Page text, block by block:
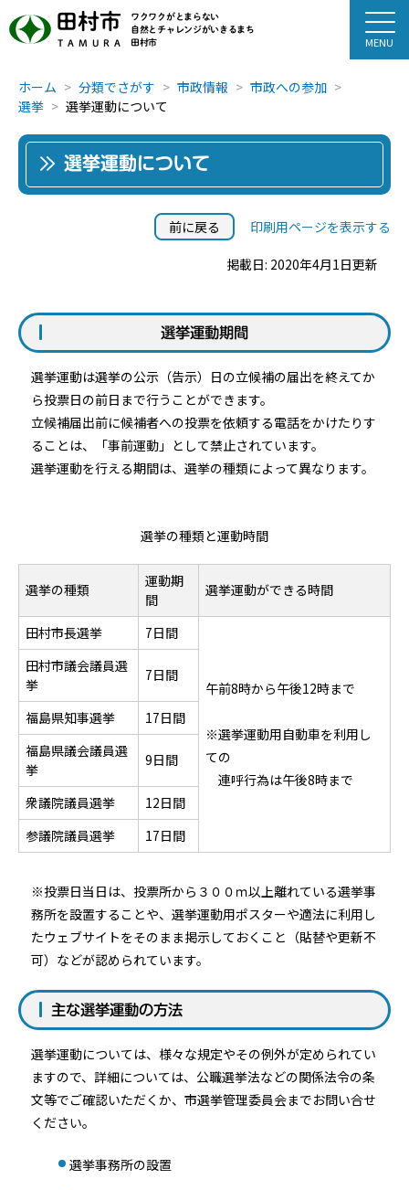
田村市
TAMURA
ワクワクがとまらない
自然とチャレンジがいきるまち
田村市
ホーム 分類でさがす 市政情報
市政への参加
選挙
選挙運動について
選挙運動について
前に戻る 印刷用ページを表示する
掲載日: 2020年4月1日更新
選挙運動期間
選挙運動は選挙の公示（告示）日の立候補の届出を終えてか
ら投票日の前日まで行うことができます。
立候補届出前に候補者への投票を依頼する電話をかけたりす
ることは、「事前運動」として禁止されています。
選挙運動を行える期間は、選挙の種類によって異なります。
選挙の種類と運動時間
選挙の種類
運動期
間
選挙運動ができる時間
田村市長選挙 7日間
午前8時から午後12時まで
※選挙運動用自動車を利用し
ての
連呼行為は午後8時まで
田村市議会議員選
挙
7日間
福島県知事選挙
17日間
福島県議会議員選
挙
9日間
衆議院議員選挙
12日間
参議院議員選挙
17日間
※投票日当日は、投票所から３００ｍ以上離れている選挙事
務所を設置することや、選挙運動用ポスターや適法に利用し
たウェブサイトをそのまま掲示しておくこと（貼替や更新不
可）などが認められています。
主な選挙運動の方法
選挙運動については、様々な規定やその例外が定められてい
ますので、詳細については、公職選挙法などの関係法令の条
文等でご確認いただくか、市選挙管理委員会までお問い合せ
ください。
選挙事務所の設置